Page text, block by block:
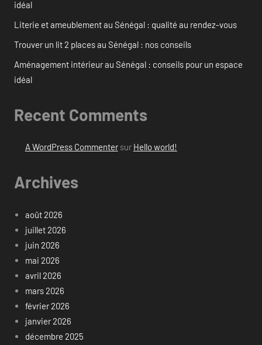
idéal
Literie et ameublement au Sénégal : qualité au rendez-vous
Trouver un lit 2 places au Sénégal : nos conseils
Aménagement intérieur au Sénégal : conseils pour un espace
idéal
Recent Comments
A WordPress Commentersur Hello world!
Archives
août 2026
juillet 2026
juin 2026
mai 2026
avril 2026
mars 2026
février 2026
janvier 2026
décembre 2025